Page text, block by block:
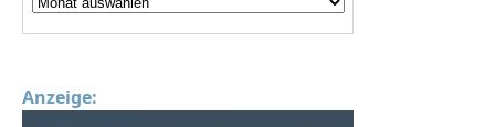
Anzeige: